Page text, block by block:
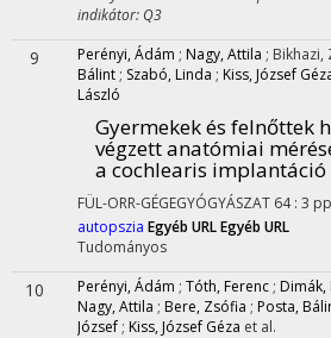
indikátor: Q3
9 Perényi, Ádám ; Nagy, Attila ; Bikhazi,
Bálint ; Szabó, Linda ; Kiss, József
László
Gyermekek és felnőttek
végzett anatómiai
a cochlearis implantáció
FÜL-ORR-GÉGEGYÓGYÁSZAT 64: 3
autopszia Egyéb URLEgyéb URL
Tudományos
10 Perényi, Ádám ; Tóth, Ferenc ; Dimák,
Nagy, Attila ; Bere, Zsófia ; Posta,
József ; Kiss, József Géza et al.